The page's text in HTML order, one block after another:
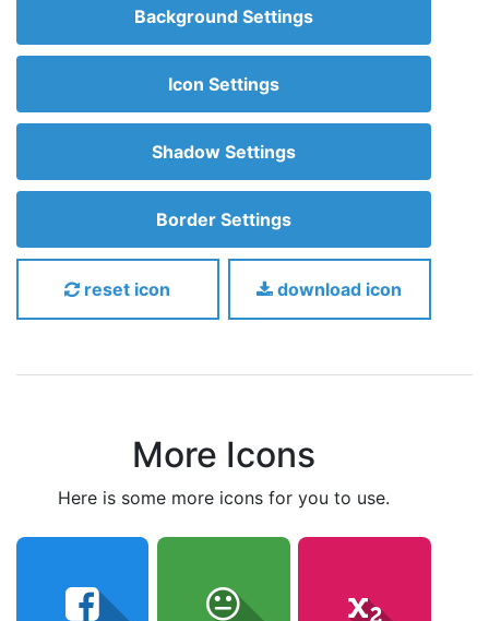
Background Settings
Icon Settings
Shadow Settings
Border Settings
reset icon download icon
More Icons
here is some more icons for you to use.